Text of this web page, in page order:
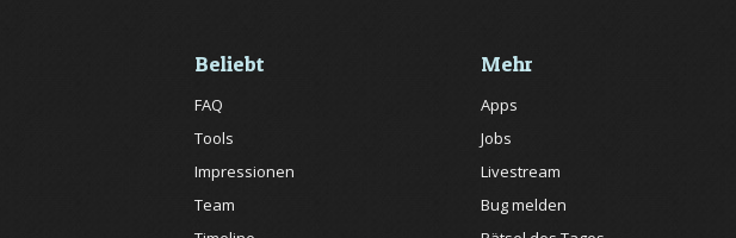
Beliebt
FAQ
Tools
Impressionen
Team
Mehr
Apps
Jobs
Livestream
Bug melden